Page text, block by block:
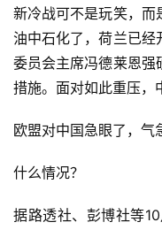
新冷战可不是玩笑，而
油中石化了，荷兰已经
委员会主席冯德莱恩强
措施。面对如此重压，
欧盟对中国急眼了，气
什么情况？
据路透社、彭博社等